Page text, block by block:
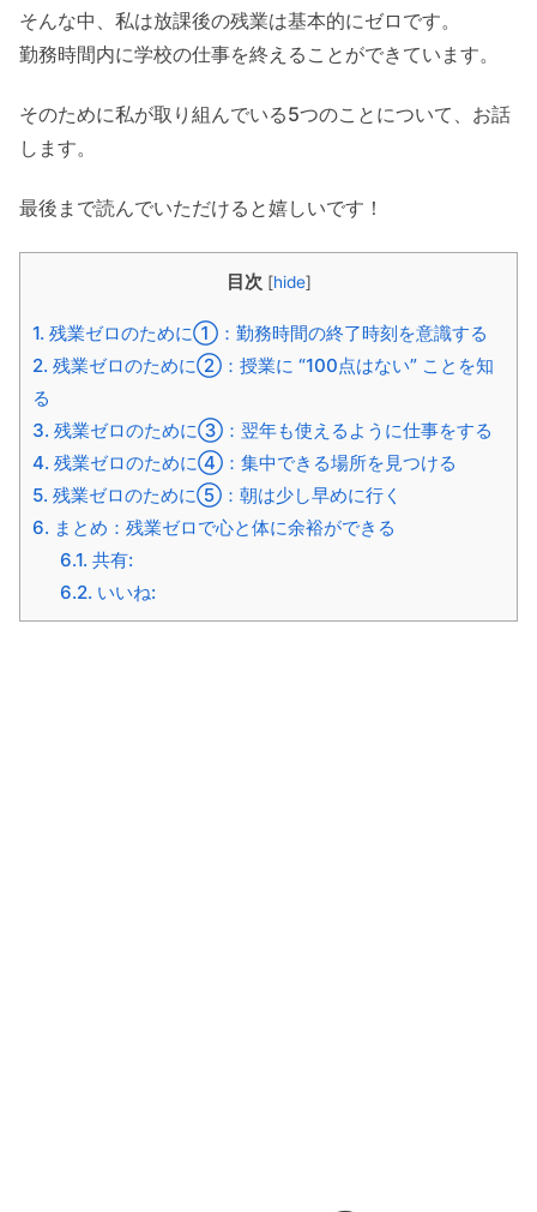
そんな中、私は放課後の残業は基本的にゼロです。
勤務時間内に学校の仕事を終えることができています。
そのために私が取り組んでいる5つのことについて、お話
します。
最後まで読んでいただけると嬉しいです！
目次 [hide]
1. 残業ゼロのために①：勤務時間の終了時刻を意識する
2. 残業ゼロのために②：授業に “100点はない” ことを知
る
3. 残業ゼロのために③：翌年も使えるように仕事をする
4. 残業ゼロのために④：集中できる場所を見つける
5. 残業ゼロのために⑤：朝は少し早めに行く
6. まとめ：残業ゼロで心と体に余裕ができる
6.1. 共有:
6.2. いいね: